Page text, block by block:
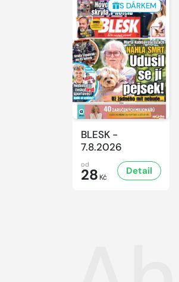
S DÁRKEM
BLESK -
7.8.2026
od
28 Kč
Detail